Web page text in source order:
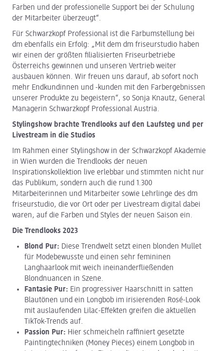
Farben und der professionelle Support bei der Schulung
der Mitarbeiter überzeugt“.
Für Schwarzkopf Professional ist die Farbumstellung bei
dm ebenfalls ein Erfolg: „Mit dem dm friseurstudio haben
wir einen der größten filialisierten Friseurbetriebe
Österreichs gewinnen und unseren Vertrieb weiter
ausbauen können. Wir freuen uns darauf, ab sofort noch
mehr Endkundinnen und -kunden mit den Farbergebnissen
unserer Produkte zu begeistern“, so Sonja Knautz, General
Managerin Schwarzkopf Professional Austria.
Stylingshow brachte Trendlooks auf den Laufsteg und per
Livestream in die Studios
Im Rahmen einer Stylingshow in der Schwarzkopf Akademie
in Wien wurden die Trendlooks der neuen
Inspirationskollektion live erlebbar und stimmten nicht nur
das Publikum, sondern auch die rund 1.300
Mitarbeiterinnen und Mitarbeiter sowie Lehrlinge des dm
friseurstudio, die vor Ort oder per Livestream digital dabei
waren, auf die Farben und Styles der neuen Saison ein.
Die Trendlooks 2023
Blond Pur: Diese Trendwelt setzt einen blonden Mullet
für Modebewusste und einen sehr femininen
Langhaarlook mit weich ineinanderfließenden
Blondnuancen in Szene.
Fantasie Pur: Ein progressiver Haarschnitt in satten
Blautönen und ein Longbob im irisierenden Rosé-Look
mit auslaufenden Lilac-Effekten greifen die aktuellen
TikTok-Trends auf.
Passion Pur: Hier schmeicheln raffiniert gesetzte
Paintingtechniken (Money Pieces) einem Longbob in